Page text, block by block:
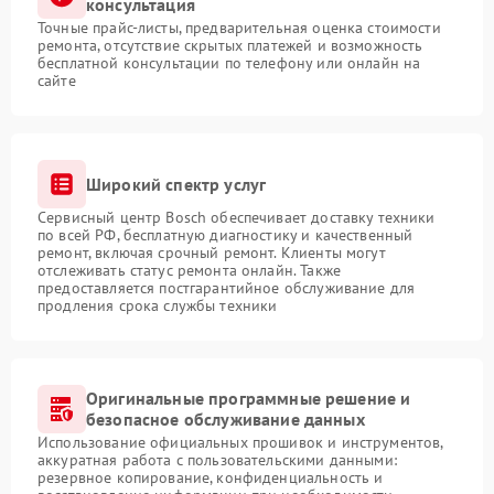
консультация
Точные прайс-листы, предварительная оценка стоимости
ремонта, отсутствие скрытых платежей и возможность
бесплатной консультации по телефону или онлайн на
сайте
Широкий спектр услуг
Сервисный центр Bosch обеспечивает доставку техники
по всей РФ, бесплатную диагностику и качественный
ремонт, включая срочный ремонт. Клиенты могут
отслеживать статус ремонта онлайн. Также
предоставляется постгарантийное обслуживание для
продления срока службы техники
Оригинальные программные решение и
безопасное обслуживание данных
Использование официальных прошивок и инструментов,
аккуратная работа с пользовательскими данными:
резервное копирование, конфиденциальность и